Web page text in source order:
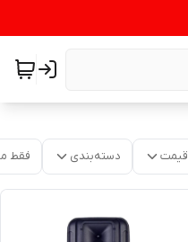
قیمت دسته‌بندی فقط